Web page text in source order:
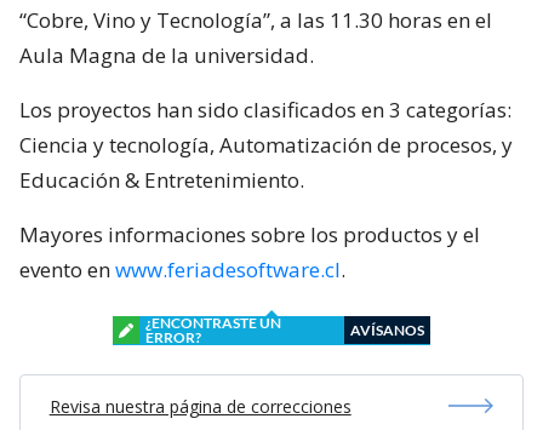
“Cobre, Vino y Tecnología”, a las 11.30 horas en el
Aula Magna de la universidad.
Los proyectos han sido clasificados en 3 categorías:
Ciencia y tecnología, Automatización de procesos, y
Educación & Entretenimiento.
Mayores informaciones sobre los productos y el
evento enwww.feriadesoftware.cl.
¿ENCONTRASTE UN
ERROR?
AVÍSANOS
Revisa nuestra página de correcciones